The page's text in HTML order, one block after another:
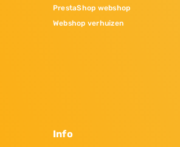
PrestaShop webshop
Webshop verhuizen
Info